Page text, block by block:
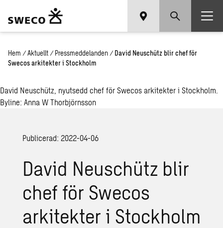
Hem / Aktuellt / Pressmeddelanden / David Neuschütz blir chef för
Swecos arkitekter i Stockholm
David Neuschütz, nyutsedd chef för Swecos arkitekter i Stockholm.
Byline: Anna W Thorbjörnsson
Publicerad: 2022-04-06
David Neuschütz blir
chef för Swecos
arkitekter i Stockholm